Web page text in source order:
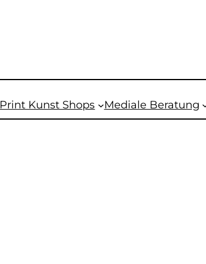
Print Kunst Shops Mediale Beratung